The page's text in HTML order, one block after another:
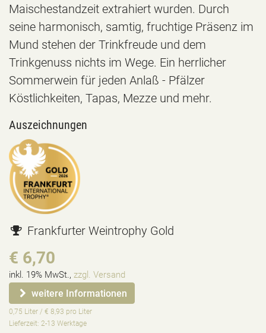
Maischestandzeit extrahiert wurden. Durch
seine harmonisch, samtig, fruchtige Präsenz im
Mund stehen der Trinkfreude und dem
Trinkgenuss nichts im Wege. Ein herrlicher
Sommerwein für jeden Anlaß - Pfälzer
Köstlichkeiten, Tapas, Mezze und mehr.
Auszeichnungen
Frankfurter Weintrophy Gold
€ 6,70
inkl. 19% MwSt., zzgl. Versand
weitere Informationen
0,75 Liter / € 8,93 pro Liter
Lieferzeit: 2-13 Werktage